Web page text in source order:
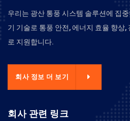
우리는 광산 통풍 시스템 솔루션에 집
기 기술로 통풍 안전, 에너지 효율 향상,
로 지원합니다.
회사 정보 더 보기
회사 관련 링크